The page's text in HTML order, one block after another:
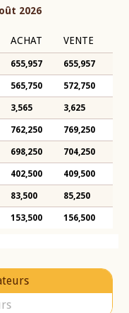
2026
ACHAT VENTE
655,957 655,957
565,750 572,750
3,565 3,625
762,250 769,250
698,250 704,250
402,500 409,500
83,500 85,250
153,500 156,500